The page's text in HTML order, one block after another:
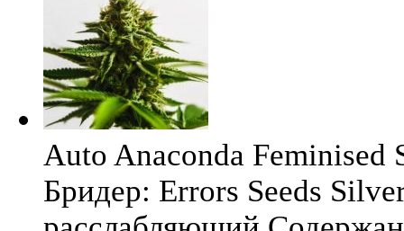
Auto Anaconda Feminised
Бридер: Errors Seeds